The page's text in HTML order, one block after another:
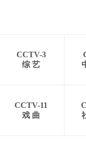
CCTV-3
综 艺
CCTV-11
戏 曲